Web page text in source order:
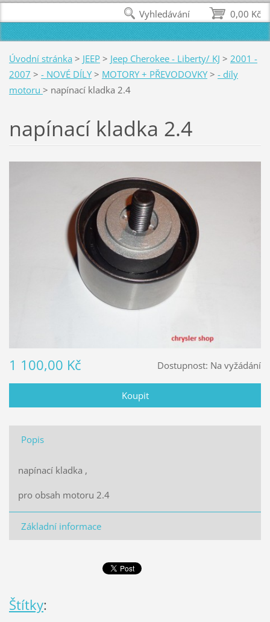
Úvodní stránka > JEEP > Jeep Cherokee - Liberty/ KJ > 2001 -
2007 > - NOVÉ DÍLY > MOTORY + PŘEVODOVKY > - díly
motoru > napínací kladka 2.4
napínací kladka 2.4
Dostupnost: Na vyžádání
1 100,00 Kč
Popis
napínací kladka ,
pro obsah motoru 2.4
Základní informace
Štítky:
0,00 Kč
Vyhledávání